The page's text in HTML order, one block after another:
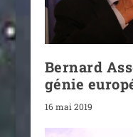
Bernard
génie
16 mai 2019